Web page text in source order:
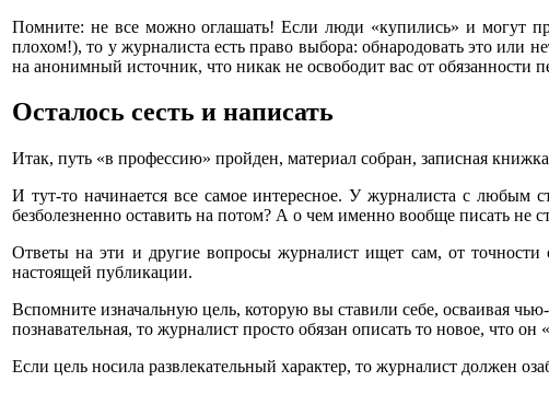
Помните: не все можно оглашать! Если люди «купились» и могут
плохом!), то у журналиста есть право выбора: обнародовать это
на анонимный источник, что никак не освободит вас от обязанности
Осталось сесть и написать
Итак, путь «в профессию» пройден, материал собран, записная
И тут-то начинается все самое интересное. У журналиста с любым
безболезненно оставить на потом? А о чем именно вообще писать не
Ответы на эти и другие вопросы журналист ищет сам, от точности
настоящей публикации.
Вспомните изначальную цель, которую вы ставили себе, осваивая
познавательная, то журналист просто обязан описать то новое, что
Если цель носила развлекательный характер, то журналист должен